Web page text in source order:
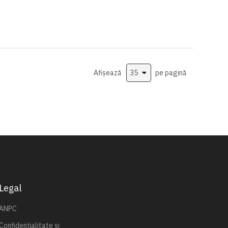
Afișează
pe pagină
Legal
Confidențialitate și